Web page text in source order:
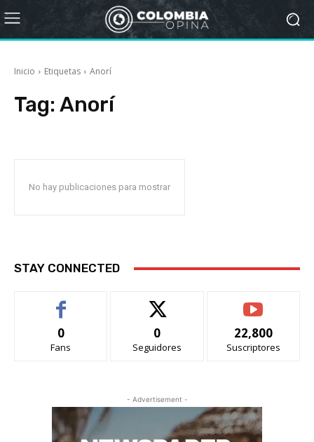
Inicio Etiquetas Anorí
Tag: Anorí
No hay publicaciones para mostrar
STAY CONNECTED
0
Fans
0
Seguidores
22,800
Suscriptores
- Advertisement -